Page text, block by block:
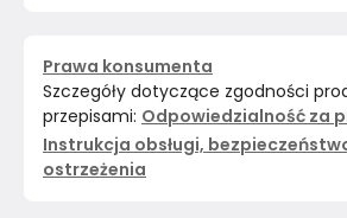
Prawa konsumenta
Szczegóły dotyczące zgodności
przepisami: Odpowiedzialność za
Instrukcja obsługi,
ostrzeżenia